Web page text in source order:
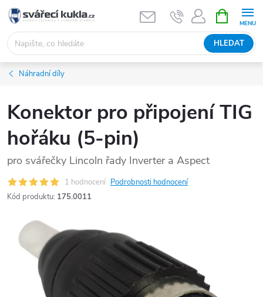
Přejít na obsah
HLEDAT
Náhradní díly
Konektor pro připojení TIG
hořáku (5-pin)
pro svářečky Lincoln řady Inverter a Aspect
1 hodnocení Podrobnosti hodnocení
Kód produktu: 175.0011